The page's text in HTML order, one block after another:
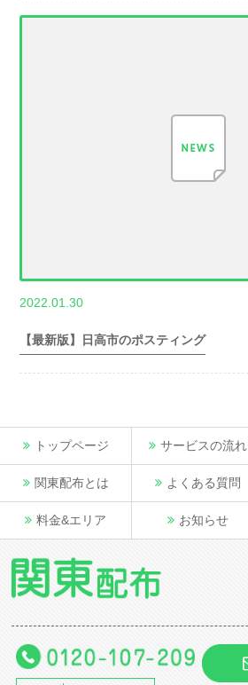
2022.01.30
【最新版】日高市のポスティング
トップページ
関東配布とは
料金&エリア
サービスの流れ
よくある質問
お知らせ